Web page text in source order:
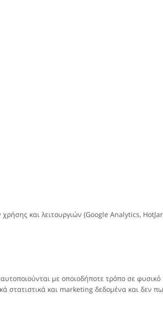
και λειτουργιών (Google Analytics,
με οποιοδήποτε τρόπο σε
και marketing δεδομένα και δεν